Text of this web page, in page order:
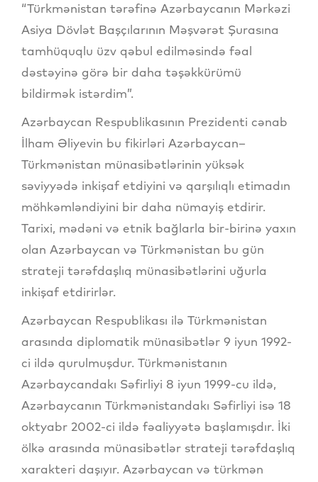
“Türkmənistan tərəfinə Azərbaycanın Mərkəzi
Asiya Dövlət Başçılarının Məşvərət Şurasına
tamhüquqlu üzv qəbul edilməsində fəal
dəstəyinə görə bir daha təşəkkürümü
bildirmək istərdim”.
Azərbaycan Respublikasının Prezidenti cənab
İlham Əliyevin bu fikirləri Azərbaycan–
Türkmənistan münasibətlərinin yüksək
səviyyədə inkişaf etdiyini və qarşılıqlı etimadın
möhkəmləndiyini bir daha nümayiş etdirir.
Tarixi, mədəni və etnik bağlarla bir-birinə yaxın
olan Azərbaycan və Türkmənistan bu gün
strateji tərəfdaşlıq münasibətlərini uğurla
inkişaf etdirirlər.
Azərbaycan Respublikası ilə Türkmənistan
arasında diplomatik münasibətlər 9 iyun 1992-
ci ildə qurulmuşdur. Türkmənistanın
Azərbaycandakı Səfirliyi 8 iyun 1999-cu ildə,
Azərbaycanın Türkmənistandakı Səfirliyi isə 18
oktyabr 2002-ci ildə fəaliyyətə başlamışdır. İki
ölkə arasında münasibətlər strateji tərəfdaşlıq
xarakteri daşıyır. Azərbaycan və türkmən